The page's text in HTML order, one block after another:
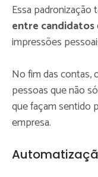
Essa padronização
entre candidatos
impressões
No fim das contas,
pessoas que não
que façam sentido
empresa.